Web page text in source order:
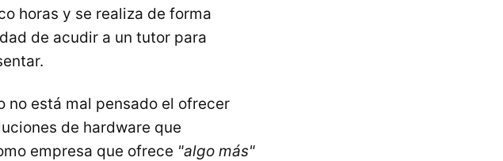
horas y se realiza de forma
de acudir a un tutor para
no está mal pensado el ofrecer
de hardware que
empresa que ofrece "algo más"